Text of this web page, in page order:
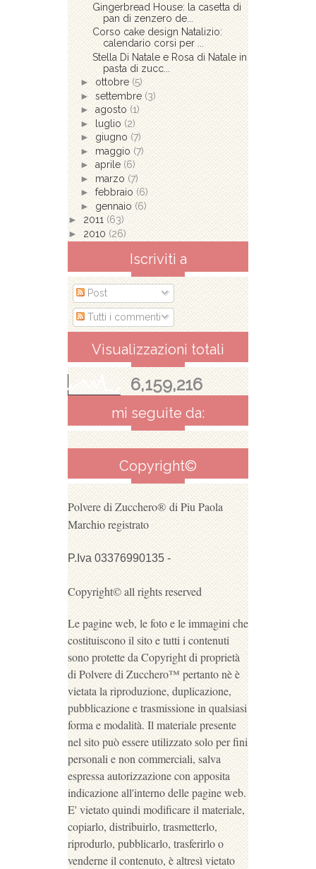
Gingerbread House: la casetta di
pan di zenzero de...
Corso cake design Natalizio:
calendario corsi per ...
Stella Di Natale e Rosa di Natale in
pasta di zucc...
► ottobre (5)
► settembre (3)
► agosto (1)
►
luglio (2)
► giugno (7)
► maggio (7)
► aprile (6)
► marzo (7)
► febbraio (6)
► gennaio (6)
► 2011 (63)
► 2010 (26)
Iscriviti a
Post
Tutti i commenti
Visualizzazioni totali
6,159,216
mi seguite da:
Copyright©
Polvere di Zucchero® di Piu Paola
Marchio registrato
P.Iva 03376990135 -
Copyright© all rights reserved
Le pagine web, le foto e le immagini che
costituiscono il sito e tutti i contenuti
sono protette da Copyright di proprietà
di Polvere di Zucchero™ pertanto nè è
vietata la riproduzione, duplicazione,
pubblicazione e trasmissione in qualsiasi
forma e modalità. Il materiale presente
nel sito può essere utilizzato solo per fini
personali e non commerciali, salva
espressa autorizzazione con apposita
indicazione all'interno delle pagine web.
E' vietato quindi modificare il materiale,
copiarlo, distribuirlo, trasmetterlo,
riprodurlo, pubblicarlo, trasferirlo o
venderne il contenuto, è altresì vietato